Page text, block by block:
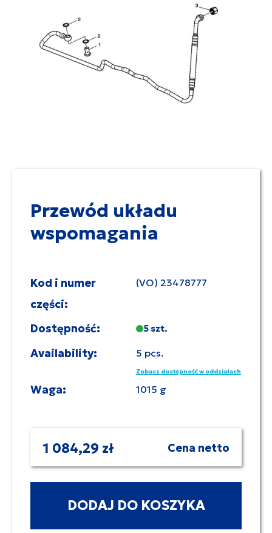
Przewód układu
wspomagania
Kod i numer
części:
(VO) 23478777
Dostępność: 5 szt.
Availability: 5 pcs.
Zobacz dostępność w oddziałach
Waga: 1015 g
1 084,29 zł Cena netto
DODAJ DO KOSZYKA